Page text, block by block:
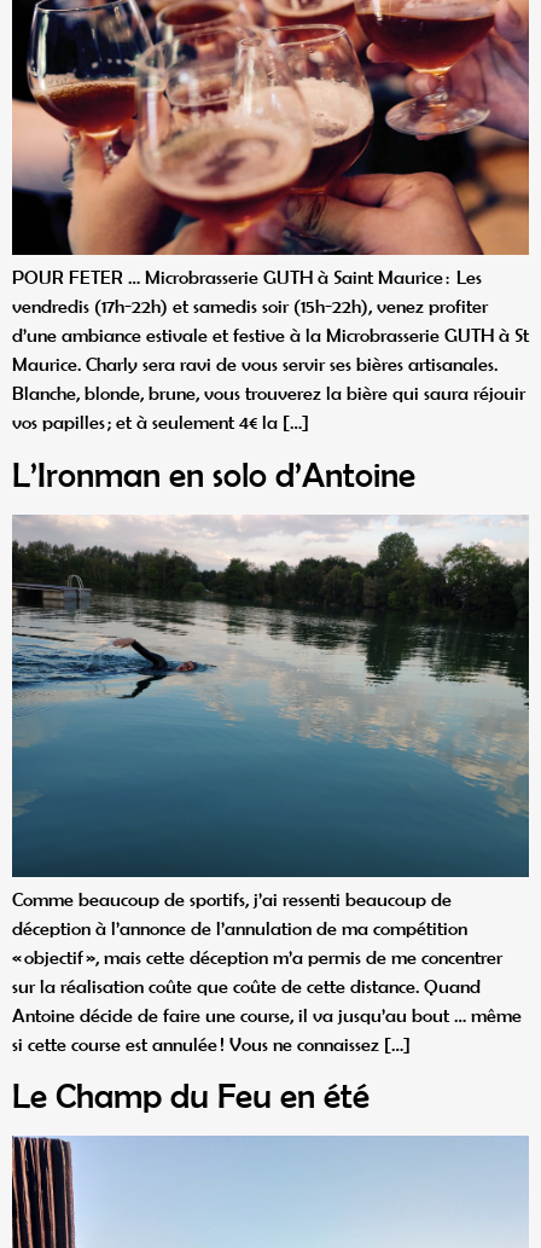
POUR FETER … Microbrasserie GUTH à Saint Maurice : Les
vendredis (17h-22h) et samedis soir (15h-22h), venez profiter
d’une ambiance estivale et festive à la Microbrasserie GUTH à St
Maurice. Charly sera ravi de vous servir ses bières artisanales.
Blanche, blonde, brune, vous trouverez la bière qui saura réjouir
vos papilles ; et à seulement 4€ la […]
L’Ironman en solo d’Antoine
Comme beaucoup de sportifs, j’ai ressenti beaucoup de
déception à l’annonce de l’annulation de ma compétition
« objectif », mais cette déception m’a permis de me concentrer
sur la réalisation coûte que coûte de cette distance. Quand
Antoine décide de faire une course, il va jusqu’au bout … même
si cette course est annulée ! Vous ne connaissez […]
Le Champ du Feu en été